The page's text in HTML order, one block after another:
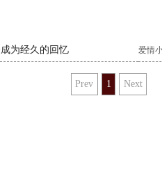
为经久的回忆 爱情
Prev 1 Next